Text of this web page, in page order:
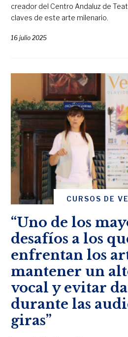
creador del Centro Andaluz de
claves de este arte milenario.
16 julio 2025
CURSOS DE
“Uno de los
desafíos a los
enfrentan los
mantener un
vocal y evitar
durante las
giras”